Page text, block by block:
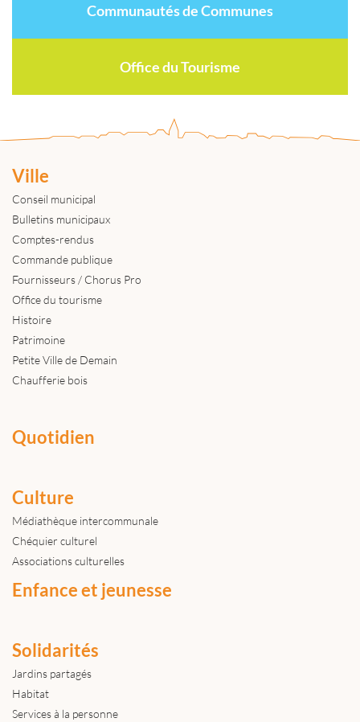
Communautés de Communes
Office du Tourisme
Ville
Conseil municipal
Bulletins municipaux
Comptes-rendus
Commande publique
Fournisseurs / Chorus Pro
Office du tourisme
Histoire
Patrimoine
Petite Ville de Demain
Chaufferie bois
Quotidien
Culture
Médiathèque intercommunale
Chéquier culturel
Associations culturelles
Enfance et jeunesse
Solidarités
Jardins partagés
Habitat
Services à la personne